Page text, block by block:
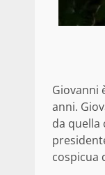
Giovanni
anni.
da quella
cospicua